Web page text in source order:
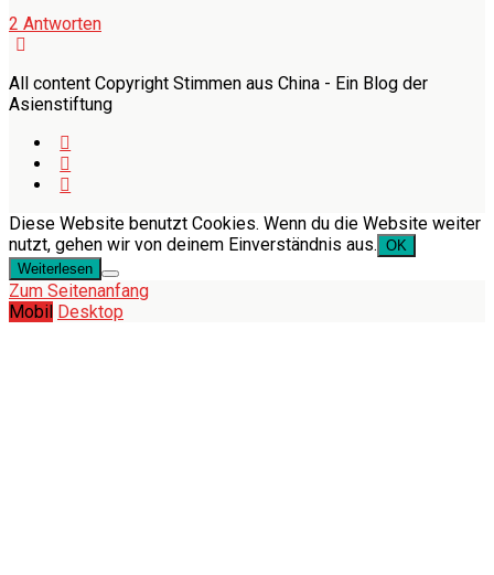
2 Antworten
All content Copyright Stimmen aus China - Ein Blog der
Asienstiftung
Diese Website benutzt Cookies. Wenn du die Website weiter
nutzt, gehen wir von deinem Einverständnis aus. OK
Weiterlesen
Zum Seitenanfang
Mobil Desktop